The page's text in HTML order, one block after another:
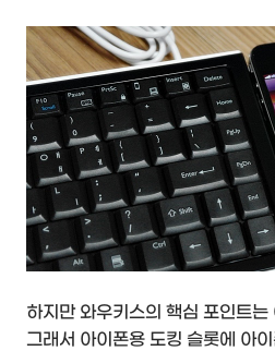
하지만 와우키스의 핵심 포인트는
그래서 아이폰용 도킹 슬롯에 아